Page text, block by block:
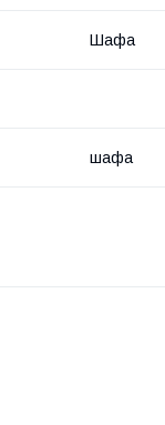
Шафа
шафа